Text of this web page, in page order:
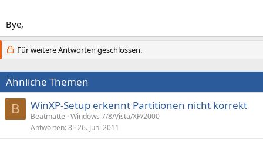
Bye,
Für weitere Antworten geschlossen.
Ähnliche Themen
B WinXP-Setup erkennt Partitionen nicht korrekt
Beatmatte Windows 7/8/Vista/XP/2000
Antworten 8 26. Juni 2011